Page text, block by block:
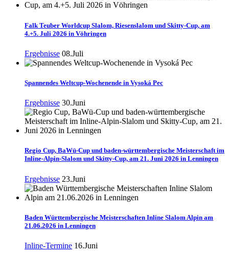
Falk Teuber Worldcup Slalom, Riesenslalom und Skitty-Cup, am
4.+5. Juli 2026 in Vöhringen
Ergebnisse 08.Juli
Spannendes Weltcup-Wochenende in Vysoká Pec
Ergebnisse 30.Juni
Regio Cup, BaWü-Cup und baden-württembergische Meisterschaft im
Inline-Alpin-Slalom und Skitty-Cup, am 21. Juni 2026 in Lenningen
Ergebnisse 23.Juni
Baden Württembergische Meisterschaften Inline Slalom Alpin am
21.06.2026 in Lenningen
Inline-Termine 16.Juni